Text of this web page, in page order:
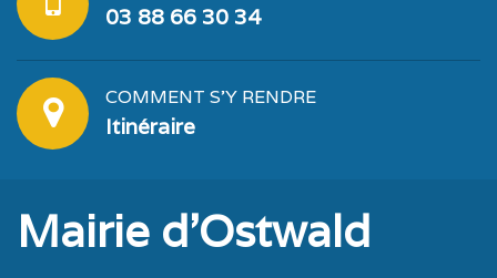
03 88 66 30 34
COMMENT S'Y RENDRE
Itinéraire
Mairie d'Ostwald